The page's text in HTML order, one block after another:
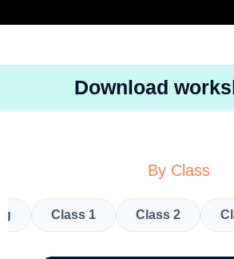
Download
By Class
Class 1 Class 2